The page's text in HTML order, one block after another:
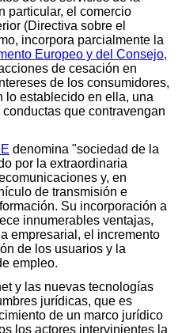
particular, el comercio
(Directiva sobre el
incorpora parcialmente la
Europeo y del Consejo,
de cesación en
de los consumidores,
lo establecido en ella, una
que contravengan
denomina "sociedad de la
por la extraordinaria
y, en
de transmisión e
Su incorporación a
innumerables ventajas,
empresarial, el incremento
de los usuarios y la
empleo.
y las nuevas tecnologías
jurídicas, que es
de un marco jurídico
los actores intervinientes la